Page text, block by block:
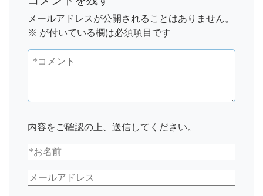
メールアドレスが公開されることはありません。
※ が付いている欄は必須項目です
内容をご確認の上、送信してください。